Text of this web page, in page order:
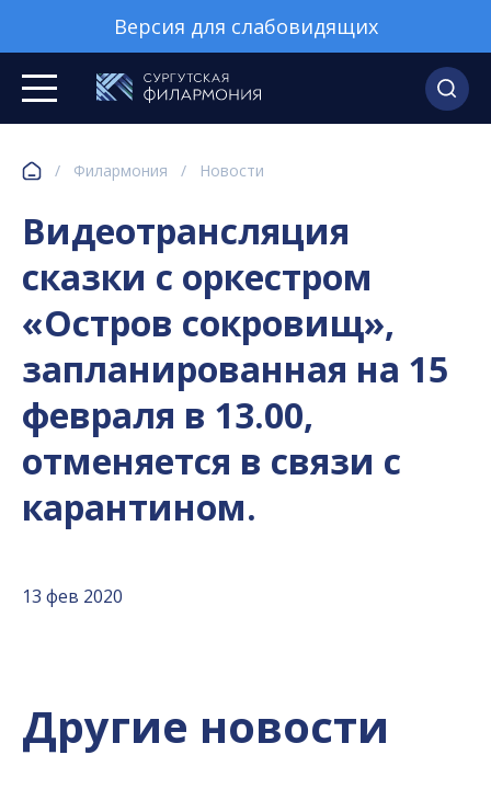
Версия для слабовидящих
/ Филармония / Новости
Видеотрансляция
сказки с оркестром
«Остров сокровищ»,
запланированная на 15
февраля в 13.00,
отменяется в связи с
карантином.
13 фев 2020
Другие новости